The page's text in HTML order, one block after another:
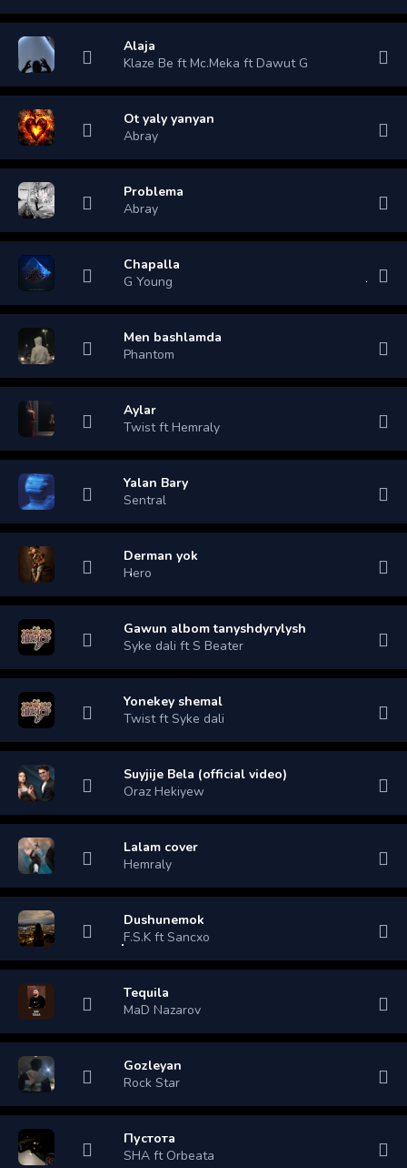
Alaja
Klaze Be ft Mc.Meka ft Dawut G
Ot yaly yanyan
Abray
Problema
Abray
Chapalla
G Young
Men bashlamda
Phantom
Aylar
Twist ft Hemraly
Yalan Bary
Sentral
Derman yok
Hero
Gawun albom tanyshdyrylysh
Syke dali ft S Beater
Yonekey shemal
Twist ft Syke dali
Suyjije Bela (official video)
Oraz Hekiyew
Lalam cover
Hemraly
Dushunemok
F.S.K ft Sancxo
Tequila
MaD Nazarov
Gozleyan
Rock Star
Пустота
SHA ft Orbeata